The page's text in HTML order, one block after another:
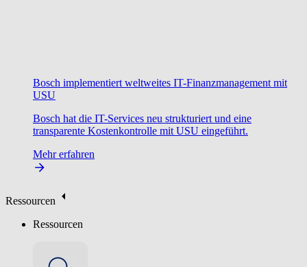
Bosch implementiert weltweites IT-Finanzmanagement mit
USU
Bosch hat die IT-Services neu strukturiert und eine
transparente Kostenkontrolle mit USU eingeführt.
Mehr erfahren
Ressourcen
Ressourcen